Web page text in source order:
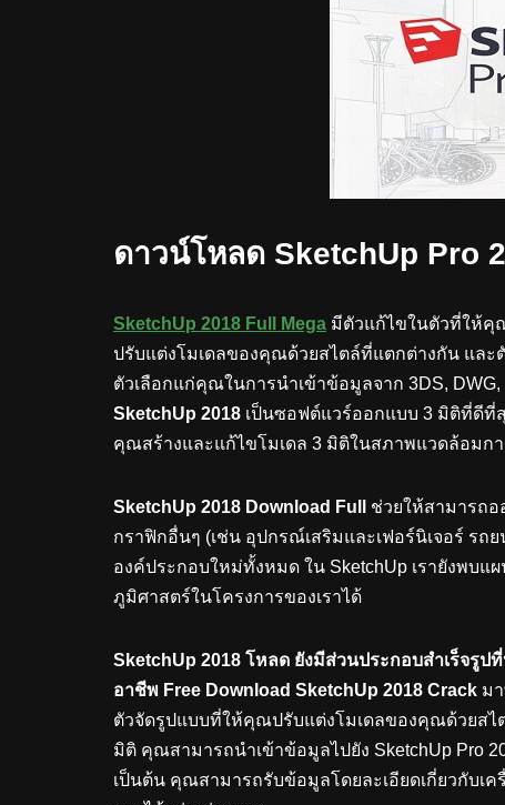
ดาวน์โหลด SketchUp Pro
SketchUp 2018 Full Mega มีตัวแก้ไขในตัวที่ให้คุ
ปรับแต่งโมเดลของคุณด้วยสไตล์ที่แตกต่างกัน และ
ตัวเลือกแก่คุณในการนำเข้าข้อมูลจาก 3DS, DWG,
SketchUp 2018 เป็นซอฟต์แวร์ออกแบบ 3 มิติที่ดีที่
คุณสร้างและแก้ไขโมเดล 3 มิติในสภาพแวดล้อมก
SketchUp 2018 Download Full ช่วยให้สามารถ
กราฟิกอื่นๆ (เช่น อุปกรณ์เสริมและเฟอร์นิเจอร์ รถ
องค์ประกอบใหม่ทั้งหมด ใน SketchUp เรายังพบแ
ภูมิศาสตร์ในโครงการของเราได้
SketchUp 2018 โหลด ยังมีส่วนประกอบสำเร็จรู
อาชีพ Free Download SketchUp 2018 Crack ม
ตัวจัดรูปแบบที่ให้คุณปรับแต่งโมเดลของคุณด้วยส
มิติ คุณสามารถนำเข้าข้อมูลไปยัง SketchUp Pro
เป็นต้น คุณสามารถรับข้อมูลโดยละเอียดเกี่ยวกับเ